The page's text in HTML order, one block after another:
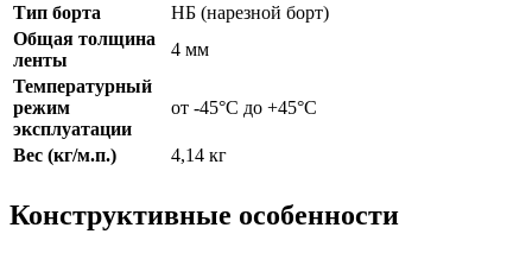
Тип борта
НБ (нарезной борт)
Общая толщина
ленты
4 мм
Температурный
режим
эксплуатации
от -45°C до +45°C
Вес (кг/м.п.) 4,14 кг
Конструктивные особенности